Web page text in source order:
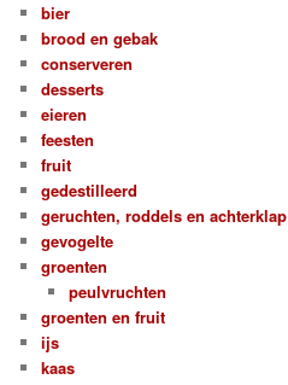
bier
brood en gebak
conserveren
desserts
eieren
feesten
fruit
gedestilleerd
geruchten, roddels en achterklap
gevogelte
groenten
peulvruchten
groenten en fruit
ijs
kaas